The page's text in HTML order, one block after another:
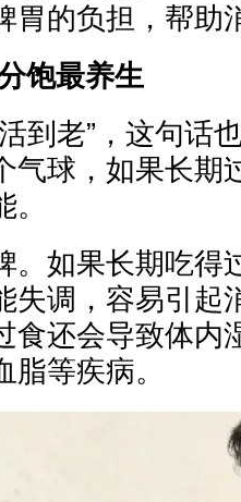
胃的负担，帮助
饱最养生
到老”，这句话
气球，如果长期
。如果长期吃得
失调，容易引起
食还会导致体内
等疾病。